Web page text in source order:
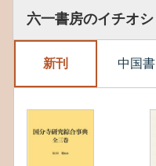
六一書房のイチオシ
新刊 中国書